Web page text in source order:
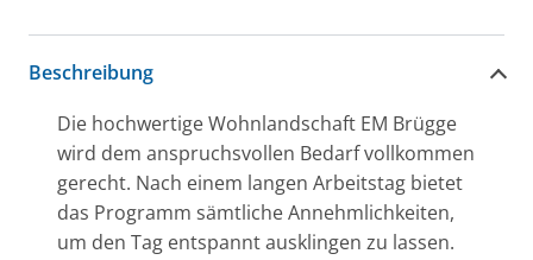
Beschreibung
Die hochwertige Wohnlandschaft EM Brügge
wird dem anspruchsvollen Bedarf vollkommen
gerecht. Nach einem langen Arbeitstag bietet
das Programm sämtliche Annehmlichkeiten,
um den Tag entspannt ausklingen zu lassen.